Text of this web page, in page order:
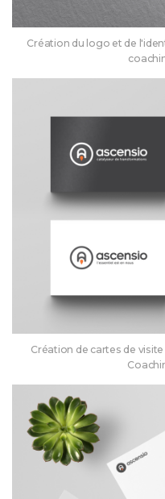
Création du logo et de
Création de cartes de